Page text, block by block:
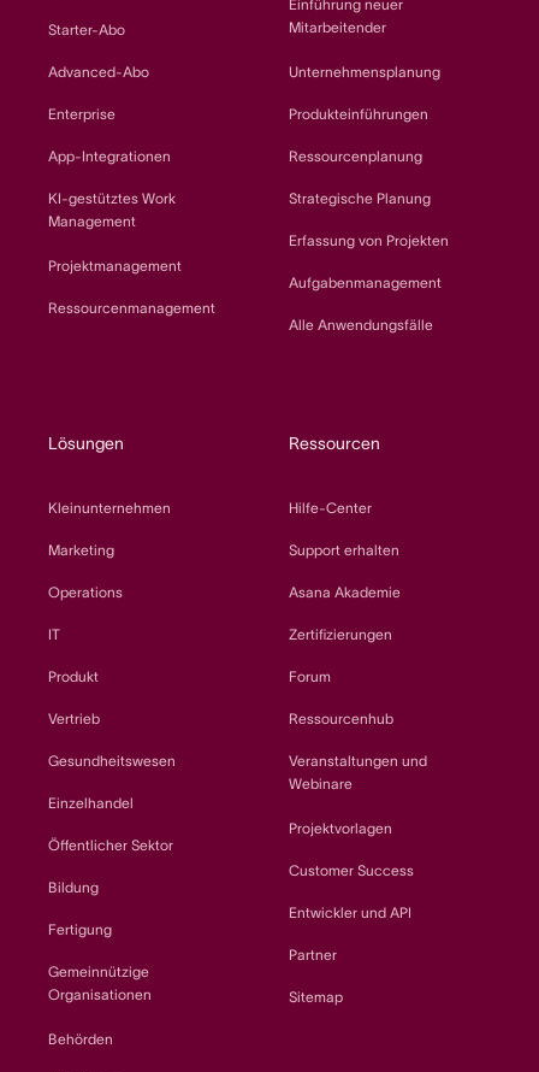
Starter-Abo
Advanced-Abo
Enterprise
App-Integrationen
KI-gestütztes Work
Management
Projektmanagement
Ressourcenmanagement
Einführung neuer
Mitarbeitender
Unternehmensplanung
Produkteinführungen
Ressourcenplanung
Strategische Planung
Erfassung von Projekten
Aufgabenmanagement
Alle Anwendungsfälle
Lösungen
Kleinunternehmen
Marketing
Operations
IT
Produkt
Vertrieb
Gesundheitswesen
Einzelhandel
Öffentlicher Sektor
Bildung
Fertigung
Gemeinnützige
Organisationen
Behörden
Ressourcen
Hilfe-Center
Support erhalten
Asana Akademie
Zertifizierungen
Forum
Ressourcenhub
Veranstaltungen und
Webinare
Projektvorlagen
Customer Success
Entwickler und API
Partner
Sitemap